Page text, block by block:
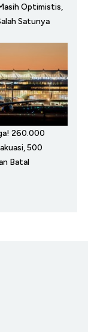
Optimistis,
Satunya
260.000
500
Batal